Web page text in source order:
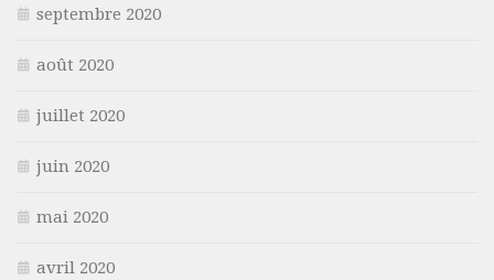
septembre 2020
août 2020
juillet 2020
juin 2020
mai 2020
avril 2020